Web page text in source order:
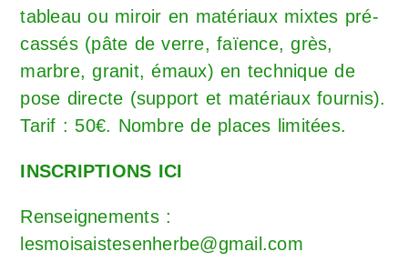
tableau ou miroir en matériaux mixtes pré-
cassés (pâte de verre, faïence, grès,
marbre, granit, émaux) en technique de
pose directe (support et matériaux fournis).
Tarif : 50€. Nombre de places limitées.
INSCRIPTIONS ICI
Renseignements :
lesmoisaistesenherbe@gmail.com